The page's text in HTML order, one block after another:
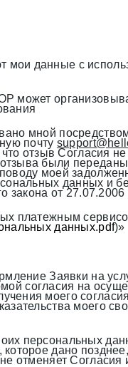
данные с
может
мной
почту
отзыв Согласия
были
моей
данных и
закона от
платежным
данных.pdf)»
Заявки на
согласия на
моего
моего
персональных
дано позднее,
Согласия